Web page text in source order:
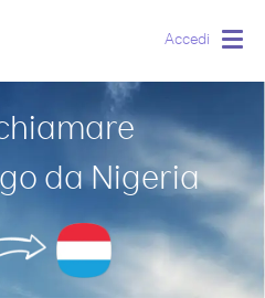
Accedi
da Nigeria